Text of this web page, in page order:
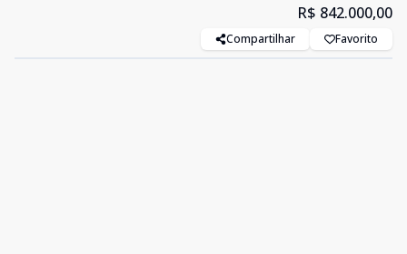
R$ 842.000,00
Compartilhar Favorito